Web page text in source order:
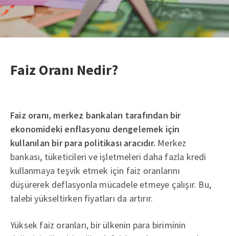
Faiz Oranı Nedir?
Faiz oranı, merkez bankaları tarafından bir
ekonomideki enflasyonu dengelemek için
kullanılan bir para politikası aracıdır. Merkez
bankası, tüketicileri ve işletmeleri daha fazla kredi
kullanmaya teşvik etmek için faiz oranlarını
düşürerek deflasyonla mücadele etmeye çalışır. Bu,
talebi yükseltirken fiyatları da artırır.
Yüksek faiz oranları, bir ülkenin para biriminin